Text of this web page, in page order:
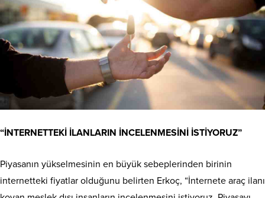
“İNTERNETTEKİ İLANLARIN İNCELENMESİNİ İSTİYORUZ”
Piyasanın yükselmesinin en büyük sebeplerinden birinin
internetteki fiyatlar olduğunu belirten Erkoç, “İnternete araç ilanı